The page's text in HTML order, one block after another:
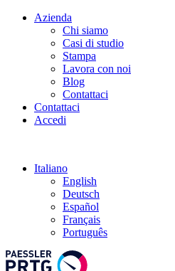
Azienda
Chi siamo
Casi di studio
Stampa
Lavora con noi
Blog
Contattaci
Contattaci
Accedi
Italiano
English
Deutsch
Español
Français
Português